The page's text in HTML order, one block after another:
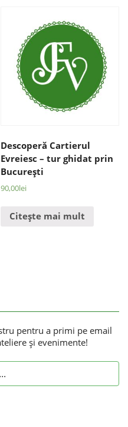
Descoperă Cartierul
Evreiesc – tur ghidat prin
Bucureşti
90,00lei
Citește mai mult
pentru a primi pe email
şi evenimente!